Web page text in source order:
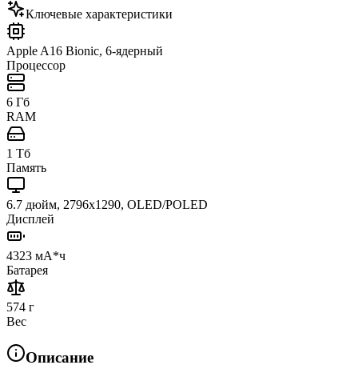
Ключевые характеристики
Apple A16 Bionic, 6-ядерный
Процессор
6 Гб
RAM
1 Тб
Память
6.7 дюйм, 2796x1290, OLED/POLED
Дисплей
4323 мА*ч
Батарея
574 г
Вес
Описание